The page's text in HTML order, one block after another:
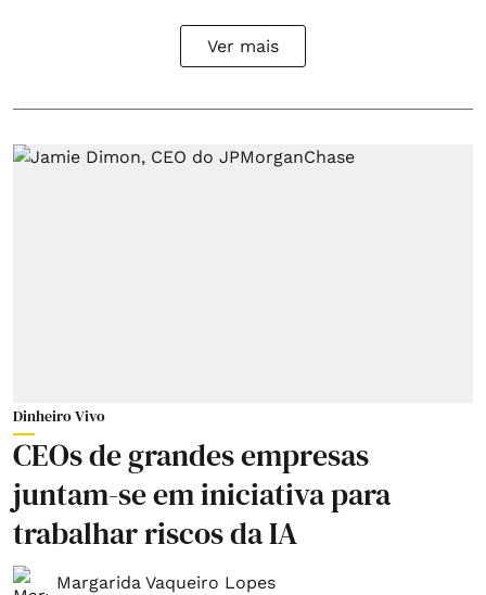
Ver mais
Dinheiro Vivo
CEOs de grandes empresas
juntam-se em iniciativa para
trabalhar riscos da IA
Margarida Vaqueiro Lopes